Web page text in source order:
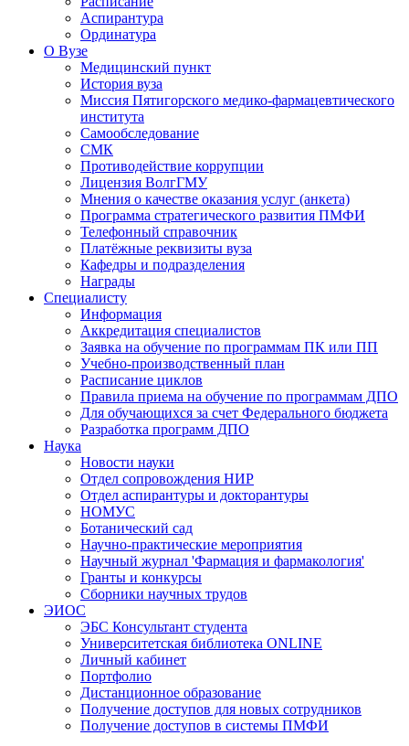
Аспирантура
Ординатура
О Вузе
Медицинский пункт
История вуза
Миссия Пятигорского медико-фармацевтического
института
Самообследование
СМК
Противодействие коррупции
Лицензия ВолгГМУ
Мнения о качестве оказания услуг (анкета)
Программа стратегического развития ПМФИ
Телефонный справочник
Платёжные реквизиты вуза
Кафедры и подразделения
Награды
Специалисту
Информация
Аккредитация специалистов
Заявка на обучение по программам ПК или ПП
Учебно-производственный план
Расписание циклов
Правила приема на обучение по программам ДПО
Для обучающихся за счет Федерального бюджета
Разработка программ ДПО
Наука
Новости науки
Отдел сопровождения НИР
Отдел аспирантуры и докторантуры
НОМУС
Ботанический сад
Научно-практические мероприятия
Научный журнал 'Фармация и фармакология'
Гранты и конкурсы
Сборники научных трудов
ЭИОС
ЭБС Консультант студента
Университетская библиотека ONLINE
Личный кабинет
Портфолио
Дистанционное образование
Получение доступов для новых сотрудников
Получение доступов в системы ПМФИ